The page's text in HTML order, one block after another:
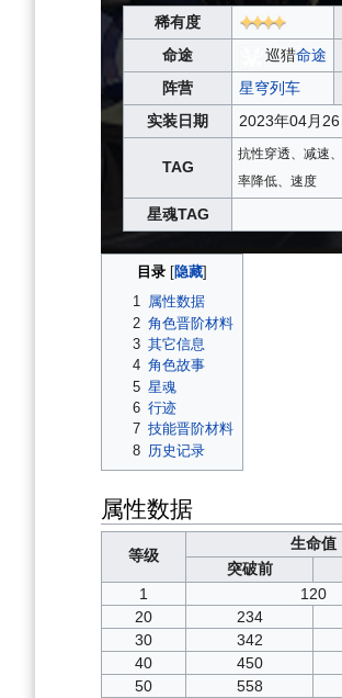
稀有度
命途
巡猎命途
阵营
星穹列车
实装日期
2023年04月26
TAG
抗性穿透、减速
率降低、速度
星魂TAG
目录
1 属性数据
2 角色晋阶材料
3 其它信息
4 角色故事
5 星魂
6 行迹
7 技能晋阶材料
8 历史记录
属性数据
等级
生命值
突破前
1
120
20
234
30
342
40
450
50
558